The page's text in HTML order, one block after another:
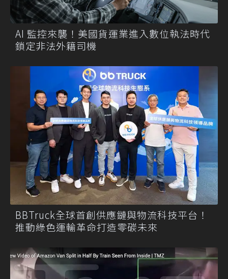
AI 監控來襲！美國貨運業進入數位執法時代
鎖定非法外籍司機
BBTruck全球首創供應鏈與物流科技平台！
推動綠色運輸革命打造零碳未來